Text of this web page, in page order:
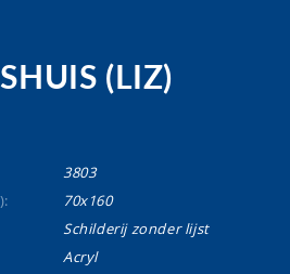
(LIZ)
3803
70x160
Schilderij zonder lijst
Acryl